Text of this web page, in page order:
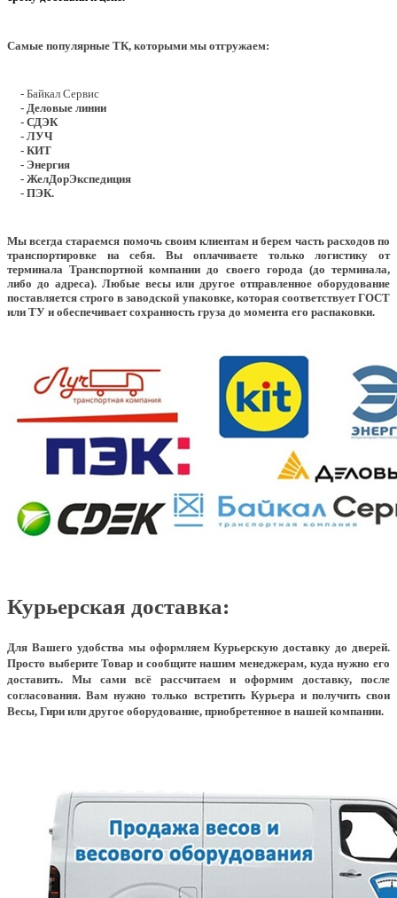
Самые популярные ТК, которыми мы отгружаем:
- Байкал Сервис
- Деловые линии
- СДЭК
- ЛУЧ
- КИТ
- Энергия
- ЖелДорЭкспедиция
- ПЭК.
Мы всегда стараемся помочь своим клиентам и берем часть расходов по
транспортировке на себя. Вы оплачиваете только логистику от
терминала Транспортной компании до своего города (до терминала,
либо до адреса). Любые весы или другое отправленное оборудование
поставляется строго в заводской упаковке, которая соответствует ГОСТ
или ТУ и обеспечивает сохранность груза до момента его распаковки.
Курьерская доставка:
Для Вашего удобства мы оформляем Курьерскую доставку до дверей.
Просто выберите Товар и сообщите нашим менеджерам, куда нужно его
доставить. Мы сами всё рассчитаем и оформим доставку, после
согласования. Вам нужно только встретить Курьера и получить свои
Весы, Гири или другое оборудование, приобретенное в нашей компании.